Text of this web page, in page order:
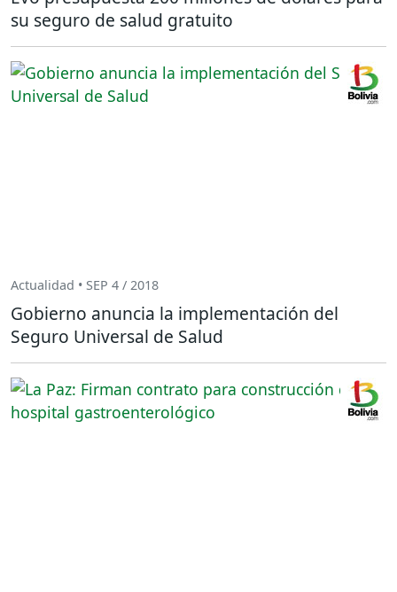
su seguro de salud gratuito
Actualidad • SEP 4 / 2018
Gobierno anuncia la implementación del
Seguro Universal de Salud